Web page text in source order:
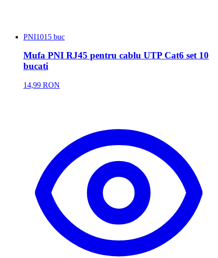
PNI1015 buc
Mufa PNI RJ45 pentru cablu UTP Cat6 set 10
bucati
14,99 RON